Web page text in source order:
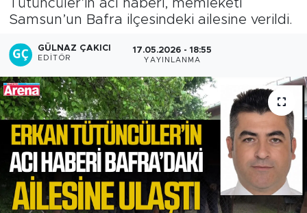
Tütüncüler’in acı haberi, memleketi
Samsun’un Bafra ilçesindeki ailesine verildi.
GÜLNAZ ÇAKICI
EDITÖR
17.05.2026 - 18:55
YAYINLANMA
Haber Arşivi